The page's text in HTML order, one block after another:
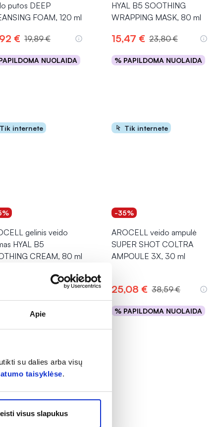
Apie
su dalies arba visų
taisyklėse.
visus slapukus
putos DEEP
FOAM, 120 ml
€ 19,89 €
NUOLAIDA
Į krepšelį
HYAL B5 SOOTHING
WRAPPING MASK, 80 ml
15,47 € 23,80 €
% PAPILDOMA NUOLAIDA
Į krepšelį
Tik internete
gelinis veido
HYAL B5
CREAM, 80 ml
NUOLAIDA
Į krepšelį
Tik internete
-35%
AROCELL veido ampulė
SUPER SHOT COLTRA
AMPOULE 3X, 30 ml
25,08 € 38,59 €
% PAPILDOMA NUOLAIDA
Į krepšelį